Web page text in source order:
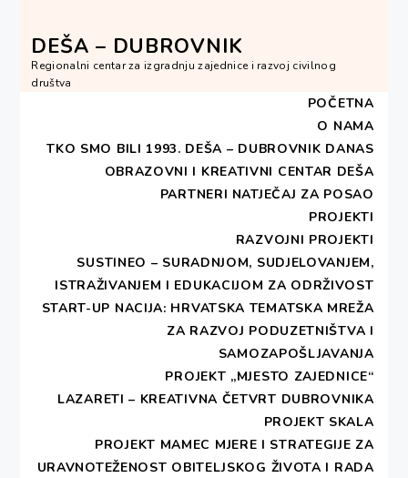
content
DEŠA – DUBROVNIK
Regionalni centar za izgradnju zajednice i razvoj civilnog
društva
POČETNA
O NAMA
TKO SMO BILI 1993. DEŠA – DUBROVNIK DANAS
OBRAZOVNI I KREATIVNI CENTAR DEŠA
PARTNERI NATJEČAJ ZA POSAO
PROJEKTI
RAZVOJNI PROJEKTI
SUSTINEO – SURADNJOM, SUDJELOVANJEM,
ISTRAŽIVANJEM I EDUKACIJOM ZA ODRŽIVOST
START-UP NACIJA: HRVATSKA TEMATSKA MREŽA
ZA RAZVOJ PODUZETNIŠTVA I
SAMOZAPOŠLJAVANJA
PROJEKT „MJESTO ZAJEDNICE“
LAZARETI – KREATIVNA ČETVRT DUBROVNIKA
PROJEKT SKALA
PROJEKT MAMEC MJERE I STRATEGIJE ZA
URAVNOTEŽENOST OBITELJSKOG ŽIVOTA I RADA
SVIBANJ 17
Dan:17. svibnja 2018.
Radionica u okviru EU
projekta SUPREME
17. SVIBNJA 2018